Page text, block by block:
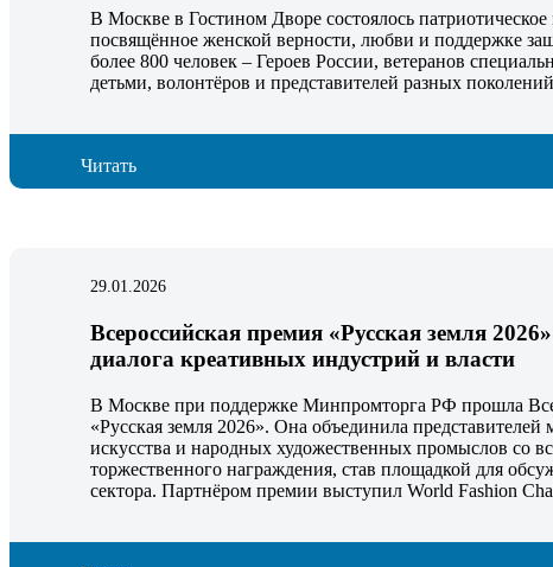
В Москве в Гостином Дворе состоялось
посвящённое женской верности, любви и поддержке
более 800 человек – Героев России, ветеранов
детьми, волонтёров и представителей разных
Читать
29.01.2026
Всероссийская премия «Русская земля
диалога креативных индустрий и власти
В Москве при поддержке Минпромторга РФ прошла
«Русская земля 2026». Она объединила
искусства и народных художественных промыслов со
торжественного награждения, став площадкой для
сектора. Партнёром премии выступил World Fashion